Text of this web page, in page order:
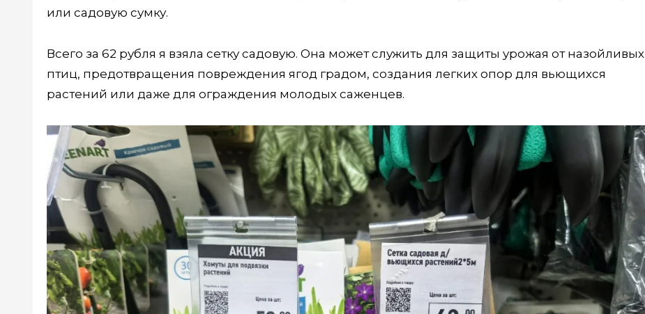
или садовую сумку.
Всего за 62 рубля я взяла сетку садовую. Она может служить для защиты урожая от назойливых
птиц, предотвращения повреждения ягод градом, создания легких опор для вьющихся
растений или даже для ограждения молодых саженцев.